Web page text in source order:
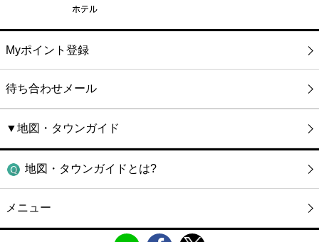
Myポイント登録
待ち合わせメール
▼地図・タウンガイド
地図・タウンガイドとは?
メニュー